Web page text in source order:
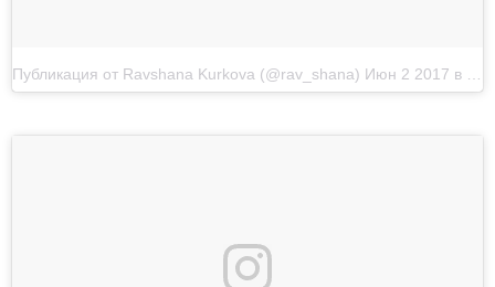
Публикация от Ravshana Kurkova (@rav_shana) Июн 2 2017 в 6:07 PDT